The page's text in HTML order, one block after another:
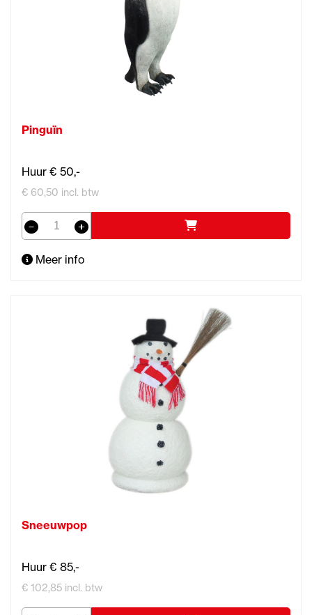
Pinguïn
Huur € 50,-
€ 60,50 incl. btw
Meer info
Sneeuwpop
Huur € 85,-
€ 102,85 incl. btw